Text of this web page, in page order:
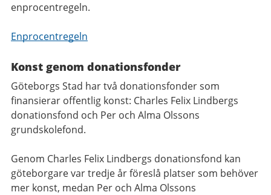
enprocentregeln.
Enprocentregeln
Konst genom donationsfonder
Göteborgs Stad har två donationsfonder som
finansierar offentlig konst: Charles Felix Lindbergs
donationsfond och Per och Alma Olssons
grundskolefond.
Genom Charles Felix Lindbergs donationsfond kan
göteborgare var tredje år föreslå platser som behöver
mer konst, medan Per och Alma Olssons